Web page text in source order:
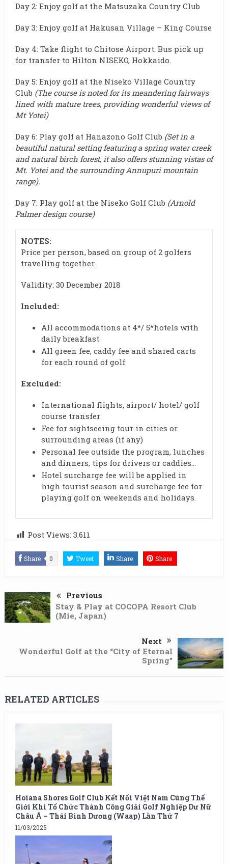
Day 2: Enjoy golf at the Matsuzaka Country Club
Day 3: Enjoy golf at Hakusan Village – King Course
Day 4: Take flight to Chitose Airport. Bus pick up
for transfer to Hilton NISEKO, Hokkaido.
Day 5: Enjoy golf at the Niseko Village Country
Club (The course is noted for its meandering fairways
lined with mature trees, providing wonderful views of
Mt Yotei)
Day 6: Play golf at Hanazono Golf Club (Set in a
beautiful natural setting featuring a spring water creek
and natural birch forest, it also offers stunning vistas of
Mt. Yotei and the surrounding Annupuri mountain
range).
Day 7: Play golf at the Niseko Golf Club (Arnold
Palmer design course)
NOTES:
Price per person, based on group of 2 golfers
travelling together.
Validity: 30 December 2018
Included:
All accommodations at 4*/ 5*hotels with
daily breakfast
All green fee, caddy fee and shared carts
for each round of golf
Excluded:
International flights, airport/ hotel/ golf
course transfer
Fee for sightseeing tour in cities or
surrounding areas (if any)
Personal fee outside the program, lunches
and dinners, tips for drivers or caddies…
Hotel surcharge fee will be applied in
high tourist season and surcharge fee for
playing golf on weekends and holidays.
Post Views: 3.611
Share 0 Tweet Share Share
Previous
Stay & Play at COCOPA Resort Club
(Mie, Japan)
Next
Wonderful Golf at the “City of Eternal
Spring”
RELATED ARTICLES
Hoiana Shores Golf Club Kết Nối Việt Nam Cùng Thế
Giới Khi Tổ Chức Thành Công Giải Golf Nghiệp Dư Nữ
Châu Á – Thái Bình Dương (Waap) Lần Thứ 7
11/03/2025